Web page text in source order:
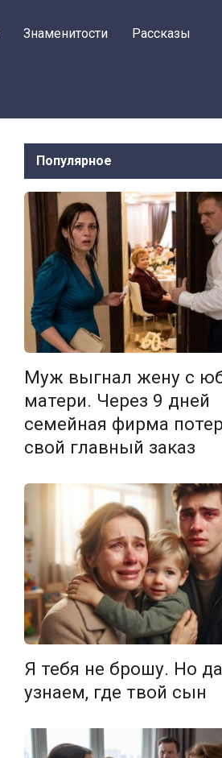
Знаменитости Рассказы
Популярное
Муж выгнал жену с
матери. Через 9 дней
семейная фирма
свой главный заказ
Я тебя не брошу. Но
узнаем, где твой сын